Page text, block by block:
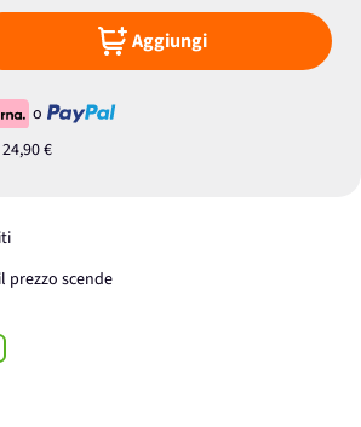
Aggiungi
o
24,90 €
prezzo scende